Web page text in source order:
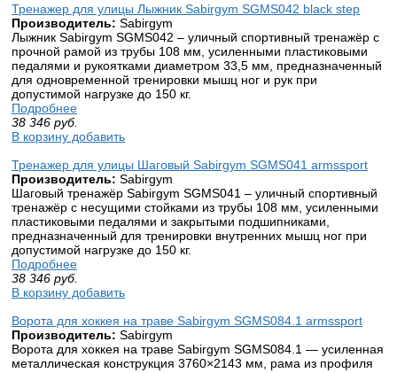
Тренажер для улицы Лыжник Sabirgym SGMS042 black step
Производитель: Sabirgym
Лыжник Sabirgym SGMS042 – уличный спортивный тренажёр с
прочной рамой из трубы 108 мм, усиленными пластиковыми
педалями и рукоятками диаметром 33,5 мм, предназначенный
для одновременной тренировки мышц ног и рук при
допустимой нагрузке до 150 кг.
Подробнее
38 346 руб.
В корзину добавить
Тренажер для улицы Шаговый Sabirgym SGMS041 armssport
Производитель: Sabirgym
Шаговый тренажёр Sabirgym SGMS041 – уличный спортивный
тренажёр с несущими стойками из трубы 108 мм, усиленными
пластиковыми педалями и закрытыми подшипниками,
предназначенный для тренировки внутренних мышц ног при
допустимой нагрузке до 150 кг.
Подробнее
38 346 руб.
В корзину добавить
Ворота для хоккея на траве Sabirgym SGMS084.1 armssport
Производитель: Sabirgym
Ворота для хоккея на траве Sabirgym SGMS084.1 — усиленная
металлическая конструкция 3760×2143 мм, рама из профиля